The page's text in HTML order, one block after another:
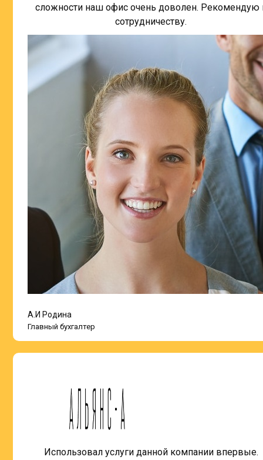
сложности наш офис очень доволен. Рекомендую
сотрудничеству.
А.И Родина
Главный бухгалтер
Использовал услуги данной компании впервые.